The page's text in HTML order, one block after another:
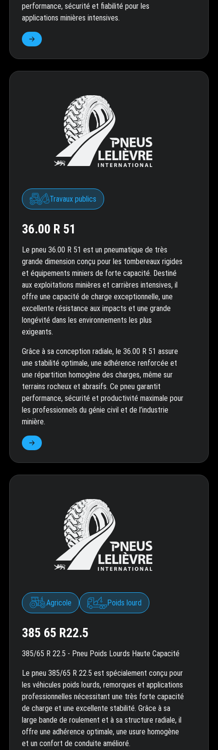
performance, sécurité et fiabilité pour les
applications minières intensives.
Travaux publics
36.00 R 51
Le pneu 36.00 R 51 est un pneumatique de très
grande dimension conçu pour les tombereaux rigides
et équipements miniers de forte capacité. Destiné
aux exploitations minières et carrières intensives, il
offre une capacité de charge exceptionnelle, une
excellente résistance aux impacts et une grande
longévité dans les environnements les plus
exigeants.
Grâce à sa conception radiale, le 36.00 R 51 assure
une stabilité optimale, une adhérence renforcée et
une répartition homogène des charges, même sur
terrains rocheux et abrasifs. Ce pneu garantit
performance, sécurité et productivité maximale pour
les professionnels du génie civil et de l’industrie
minière.
Agricole Poids lourd
385 65 R22.5
385/65 R 22.5 - Pneu Poids Lourds Haute Capacité
Le pneu 385/65 R 22.5 est spécialement conçu pour
les véhicules poids lourds, remorques et applications
professionnelles nécessitant une très forte capacité
de charge et une excellente stabilité. Grâce à sa
large bande de roulement et à sa structure radiale, il
offre une adhérence optimale, une usure homogène
et un confort de conduite amélioré.